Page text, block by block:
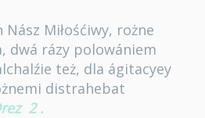
Nász Miłośćiwy, rożne
dwá rázy polowániem
też, dla ágitacyey
distrahebat
2 .